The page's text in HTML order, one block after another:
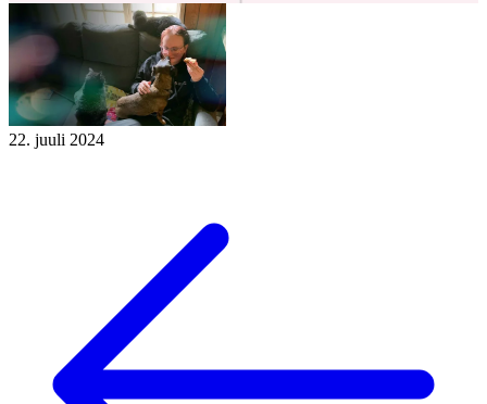
22. juuli 2024